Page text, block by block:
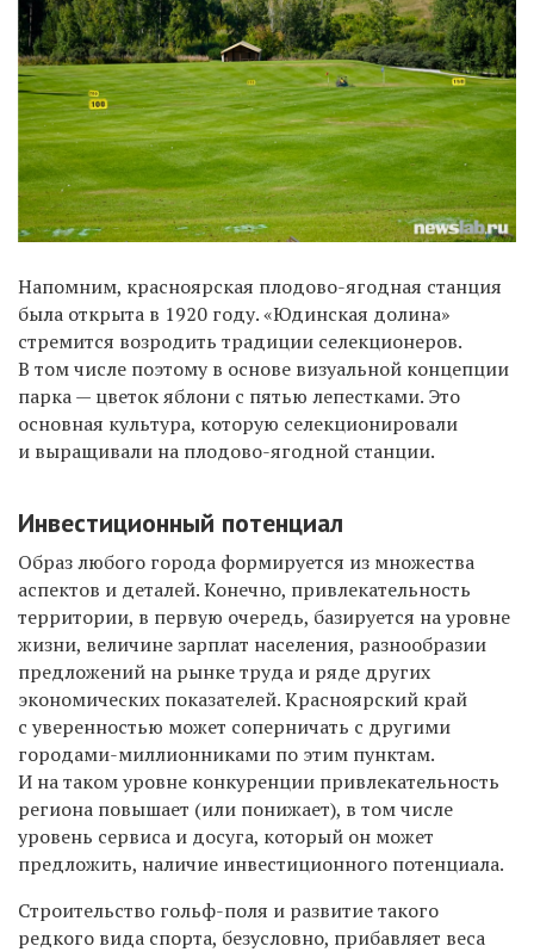
Напомним, красноярская плодово-ягодная станция
была открыта в 1920 году. «Юдинская долина»
стремится возродить традиции селекционеров.
В том числе поэтому в основе визуальной концепции
парка — цветок яблони с пятью лепестками. Это
основная культура, которую селекционировали
и выращивали на плодово-ягодной станции.
Инвестиционный потенциал
Образ любого города формируется из множества
аспектов и деталей. Конечно, привлекательность
территории, в первую очередь, базируется на уровне
жизни, величине зарплат населения, разнообразии
предложений на рынке труда и ряде других
экономических показателей. Красноярский край
с уверенностью может соперничать с другими
городами-миллионниками по этим пунктам.
И на таком уровне конкуренции привлекательность
региона повышает (или понижает), в том числе
уровень сервиса и досуга, который он может
предложить, наличие инвестиционного потенциала.
Строительство гольф-поля и развитие такого
редкого вида спорта, безусловно, прибавляет веса